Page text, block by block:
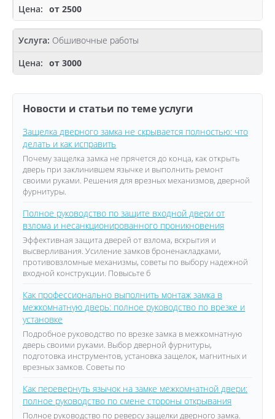
от 2500
Обшивочные работы
от 3000
Новости и статьи по теме услуги
Защелка дверного замка не скрывается полностью: что
делать и как исправить
Почему защелка замка не прячется до конца, как открыть
дверь при заклинившем язычке и выполнить ремонт
своими руками. Решения для врезных механизмов, дверной
фурнитуры.
Полное руководство по защите входной двери от
взлома и несанкционированного проникновения
Эффективная защита дверей от взлома, вскрытия и
высверливания. Усиление замков броненакладками,
противовзломные механизмы, советы по выбору надежной
входной конструкции. Повысьте б
Как профессионально выполнить монтаж замка в
межкомнатную дверь: полное руководство по врезке и
установке
Подробное руководство по врезке замка в межкомнатную
дверь своими руками. Выбор дверной фурнитуры,
подготовка инструментов, установка защелок, магнитных и
врезных замков. Советы по
Как перевернуть язычок на замке межкомнатной двери:
полное руководство по смене стороны открывания
Полное руководство по реверсу защелки дверного замка.